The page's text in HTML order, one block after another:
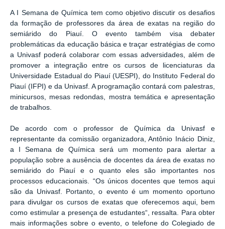
A I Semana de Química tem como objetivo discutir os desafios
da formação de professores da área de exatas na região do
semiárido do Piauí. O evento também visa debater
problemáticas da educação básica e traçar estratégias de como
a Univasf poderá colaborar com essas adversidades, além de
promover a integração entre os cursos de licenciaturas da
Universidade Estadual do Piauí (UESPI), do Instituto Federal do
Piauí (IFPI) e da Univasf. A programação contará com palestras,
minicursos, mesas redondas, mostra temática e apresentação
de trabalhos.
De acordo com o professor de Química da Univasf e
representante da comissão organizadora, Antônio Inácio Diniz,
a I Semana de Química será um momento para alertar a
população sobre a ausência de docentes da área de exatas no
semiárido do Piauí e o quanto eles são importantes nos
processos educacionais. “Os únicos docentes que temos aqui
são da Univasf. Portanto, o evento é um momento oportuno
para divulgar os cursos de exatas que oferecemos aqui, bem
como estimular a presença de estudantes“, ressalta. Para obter
mais informações sobre o evento, o telefone do Colegiado de